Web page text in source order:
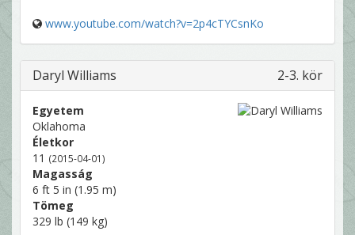
www.youtube.com/watch?v=2p4cTYCsnKo
Daryl Williams 2-3. kör
Egyetem
Oklahoma
Életkor
11 (2015-04-01)
Magasság
6 ft 5 in (1.95 m)
Tömeg
329 lb (149 kg)